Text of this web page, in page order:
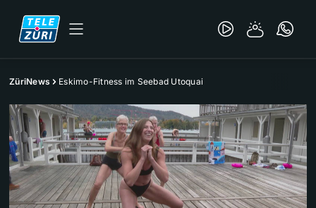
ZüriNews Eskimo-Fitness im Seebad Utoquai